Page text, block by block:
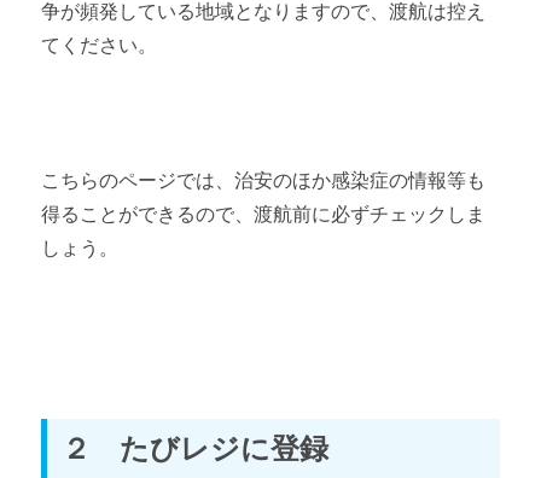
争が頻発している地域となりますので、渡航は控え
てください。
こちらのページでは、治安のほか感染症の情報等も
得ることができるので、渡航前に必ずチェックしま
しょう。
２ たびレジに登録